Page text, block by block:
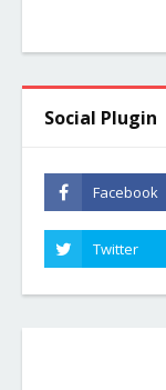
Social Plugin